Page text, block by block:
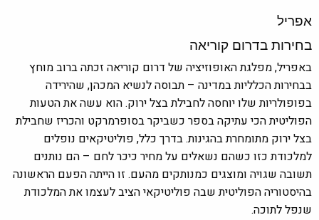
אפריל
בחירות בדרום קוריאה
באפריל, מפלגת האופוזיציה של דרום קוריאה זכתה ברוב מוחץ
בבחירות הכלליות במדינה – תבוסה לנשיא המכהן, שהירידה
בפופולריות שלו יוחסה לחבילת בצל ירוק. הוא עשה את הטעות
הפוליטית הכי עתיקה בספר כשביקר בסופרמרקט והכריז שחבילת
בצל ירוק מתומחרת בהגינות. בדרך כלל, פוליטיקאים נופלים
למלכודת כזו כשהם נשאלים על מחיר כיכר לחם – הם נותנים
תשובה שגויה ומוצגים כמנותקים מהעם. זו הייתה הפעם הראשונה
בהיסטוריה הפוליטית שבה פוליטיקאי הציב לעצמו את המלכודת
שנפל לתוכה.